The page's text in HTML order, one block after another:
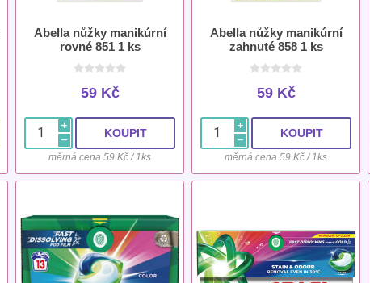
Abella nůžky manikúrní
rovné 851 1 ks
59 Kč
i
h
měrná cena 59 Kč / 1ks
Abella nůžky manikúrní
zahnuté 858 1 ks
59 Kč
i
h
měrná cena 59 Kč / 1ks